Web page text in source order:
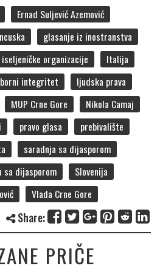
Ernad Suljević Azemović
glasanje iz inostranstva
iseljeničke organizacije
Italija
integritet
ljudska prava
MUP Crne Gore
Nikola Camaj
pravo glasa
prebivalište
saradnja sa dijasporom
sa dijasporom
Slovenija
Vlada Crne Gore
Share:
PRIČE